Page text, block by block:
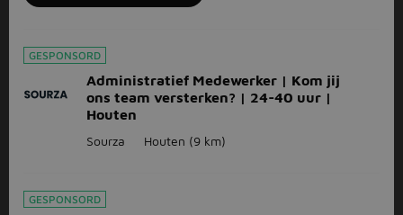
GESPONSORD
Administratief Medewerker | Kom jij
ons team versterken? | 24-40 uur |
Houten
Sourza Houten (9 km)
GESPONSORD